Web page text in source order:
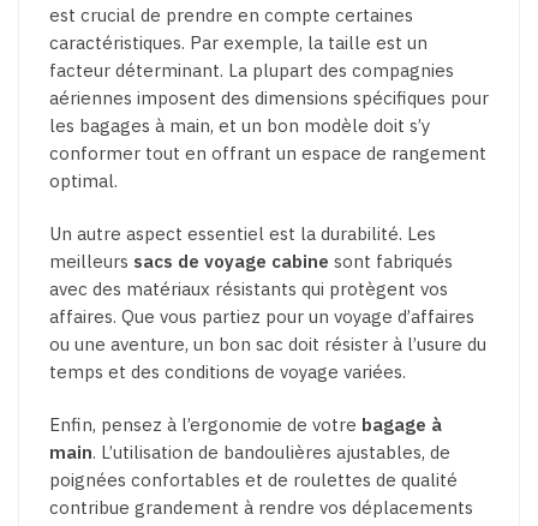
est crucial de prendre en compte certaines
caractéristiques. Par exemple, la taille est un
facteur déterminant. La plupart des compagnies
aériennes imposent des dimensions spécifiques pour
les bagages à main, et un bon modèle doit s’y
conformer tout en offrant un espace de rangement
optimal.
Un autre aspect essentiel est la durabilité. Les
meilleurs sacs de voyage cabine sont fabriqués
avec des matériaux résistants qui protègent vos
affaires. Que vous partiez pour un voyage d’affaires
ou une aventure, un bon sac doit résister à l’usure du
temps et des conditions de voyage variées.
Enfin, pensez à l’ergonomie de votre bagage à
main. L’utilisation de bandoulières ajustables, de
poignées confortables et de roulettes de qualité
contribue grandement à rendre vos déplacements